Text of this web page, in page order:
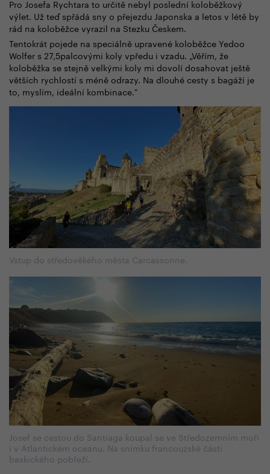
Pro Josefa Rychtara to určitě nebyl poslední koloběžkový
výlet. Už teď spřádá sny o přejezdu Japonska a letos v létě by
rád na koloběžce vyrazil na Stezku Českem.
Tentokrát pojede na speciálně upravené koloběžce Yedoo
Wolfer s 27,5palcovými koly vpředu i vzadu. „Věřím, že
koloběžka se stejně velkými koly mi dovolí dosahovat ještě
větších rychlostí s méně odrazy. Na dlouhé cesty s bagáží je
to, myslím, ideální kombinace."
Vstup do středověkého města Carcassonne.
Josef se cestou do Santiaga koupal se ve Středozemním moři
i v Atlantickém oceánu. Na snímku francouzské části
baskického pobřeží.